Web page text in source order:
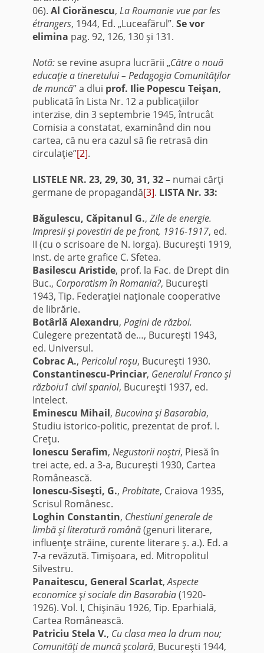
06). Al Ciorănescu, La Roumanie vue par les
étrangers, 1944, Ed. „Luceafărul”. Se vor
elimina pag. 92, 126, 130 şi 131.
Notă:se revine asupra lucrării „Către o nouă
educaţie a tineretului – Pedagogia Comunităţilor
de muncă” a dlui prof. Ilie Popescu Teişan,
publicată în Lista Nr. 12 a publicaţiilor
interzise, din 3 septembrie 1945, întrucât
Comisia a constatat, examinând din nou
cartea, că nu era cazul să fie retrasă din
circulaţie”[2].
LISTELE NR. 23, 29, 30, 31, 32 – numai cărţi
germane de propagandă[3]. LISTA Nr. 33:
Băgulescu, Căpitanul G., Zile de energie.
Impresii şi povestiri de pe front, 1916-1917, ed.
II (cu o scrisoare de N. Iorga). Bucureşti 1919,
Inst. de arte grafice C. Sfetea.
Basilescu Aristide, prof. la Fac. de Drept din
Buc., Corporatism în Romania?, Bucureşti
1943, Tip. Federaţiei naţionale cooperative
de librărie.
Botârlă Alexandru, Pagini de război.
Culegere prezentată de…, Bucureşti 1943,
ed. Universul.
Cobrac A., Pericolul roşu, Bucureşti 1930.
Constantinescu-Princiar, Generalul Franco şi
războiu1 civil spaniol, Bucureşti 1937, ed.
Intelect.
Eminescu Mihail, Bucovina şi Basarabia,
Studiu istorico-politic, prezentat de prof. I.
Creţu.
Ionescu Serafim, Negustorii noştri, Piesă în
trei acte, ed. a 3-a, Bucureşti 1930, Cartea
Românească.
Ionescu-Siseşti, G., Probitate, Craiova 1935,
Scrisul Românesc.
Loghin Constantin, Chestiuni generale de
limbă şi literatură română(genuri literare,
influenţe străine, curente literare ş. a.). Ed. a
7-a revăzută. Timişoara, ed. Mitropolitul
Silvestru.
Panaitescu, General Scarlat,Aspecte
economice şi sociale din Basarabia(1920-
1926). Vol. I, Chişinău 1926, Tip. Eparhială,
Cartea Românească.
Patriciu Stela V., Cu clasa mea la drum nou;
Comunităţi de muncă şcolară, Bucureşti 1944,